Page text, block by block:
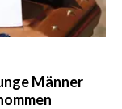
Männer